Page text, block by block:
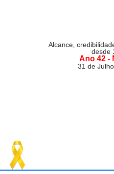
Alcance,
desde
Ano 42 -
31 de